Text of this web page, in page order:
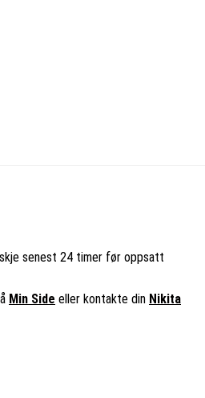
senest 24 timer før oppsatt
Min Side eller kontakte din Nikita